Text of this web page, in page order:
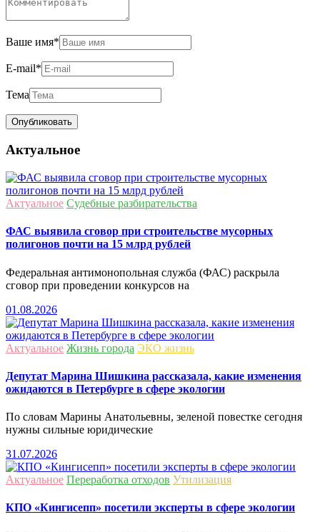
Ваше имя*
E-mail*
Тема
Актуальное
Актуальное Судебные разбирательства
ФАС выявила сговор при строительстве мусорных
полигонов почти на 15 млрд рублей
Федеральная антимонопольная служба (ФАС) раскрыла
сговор при проведении конкурсов на
01.08.2026
Актуальное Жизнь города ЭКО жизнь
Депутат Марина Шишкина рассказала, какие изменения
ожидаются в Петербурге в сфере экологии
По словам Марины Анатольевны, зеленой повестке сегодня
нужны сильные юридические
31.07.2026
Актуальное Переработка отходов Утилизация
КПО «Кингисепп» посетили эксперты в сфере экологии